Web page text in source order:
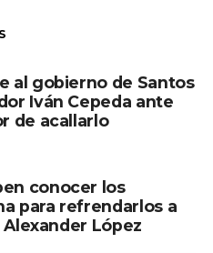
al gobierno de Santos
Iván Cepeda ante
de acallarlo
conocer los
para refrendarlos a
López